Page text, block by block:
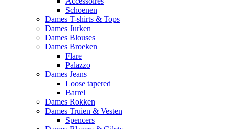
Schoenen
Dames T-shirts & Tops
Dames Jurken
Dames Blouses
Dames Broeken
Flare
Palazzo
Dames Jeans
Loose tapered
Barrel
Dames Rokken
Dames Truien & Vesten
Spencers